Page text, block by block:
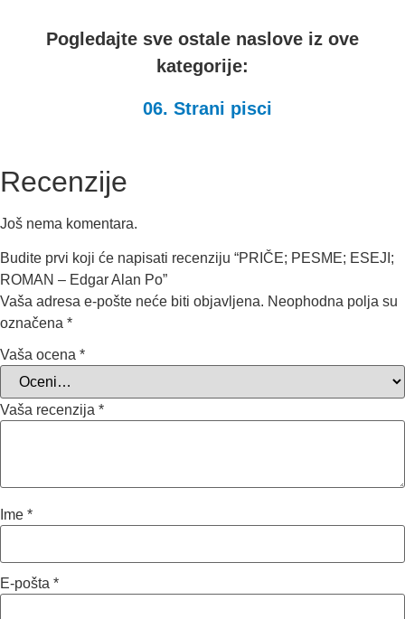
890.00 RSD.
Pogledajte sve ostale naslove iz ove
kategorije:
06. Strani pisci
Recenzije
Još nema komentara.
Budite prvi koji će napisati recenziju “PRIČE; PESME; ESEJI;
ROMAN – Edgar Alan Po”
Vaša adresa e-pošte neće biti objavljena. Neophodna polja su
označena *
Vaša ocena *
Vaša recenzija *
Ime *
E-pošta *